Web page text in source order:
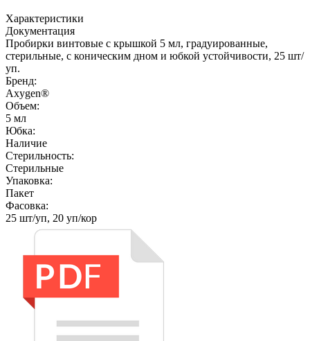
Характеристики
Документация
Пробирки винтовые с крышкой 5 мл, градуированные,
стерильные, с коническим дном и юбкой устойчивости, 25 шт/
уп.
Бренд:
Axygen®
Объем:
5 мл
Юбка:
Наличие
Стерильность:
Стерильные
Упаковка:
Пакет
Фасовка:
25 шт/уп, 20 уп/кор